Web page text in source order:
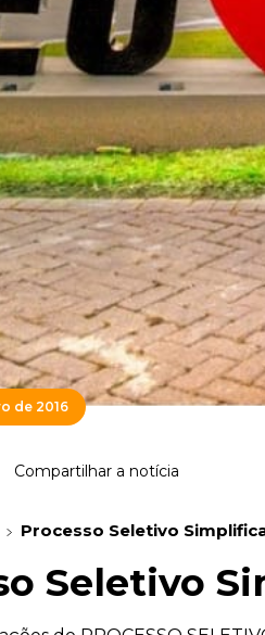
de 2016
Compartilhar a notícia
Processo Seletivo
Seletivo